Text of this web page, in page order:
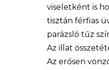
viseletként is
tisztán férfias
parázsló tűz
Az illat
Az erősen